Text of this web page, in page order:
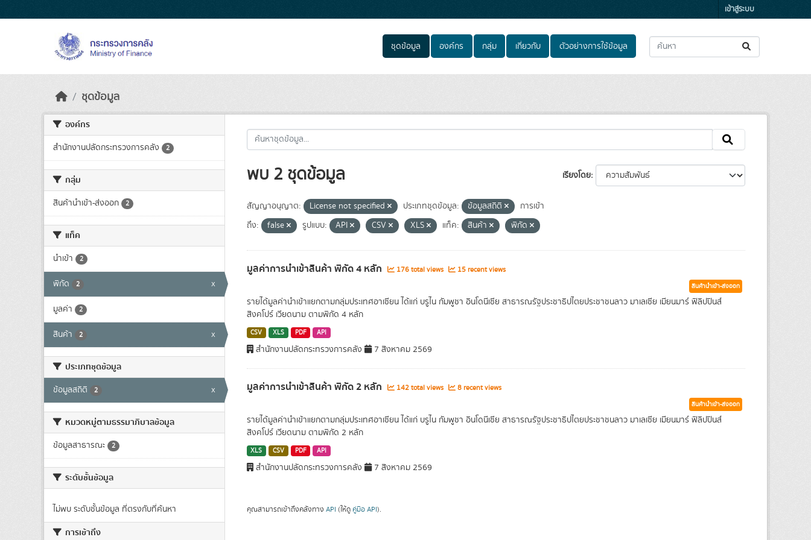
เข้าสู่ระบบ
ชุดข้อมูล องค์กร กลุ่ม เกี่ยวกับ ตัวอย่างการใช้ข้อมูล
ชุดข้อมูล
องค์กร
สำนักงานปลัดกระทรวงการคลัง 2
กลุ่ม
สินค้านำเข้า-ส่งออก 2
แท็ค
นำเข้า 2
พิกัด 2 x
มูลค่า 2
สินค้า 2 x
ประเภทชุดข้อมูล
ข้อมูลสถิติ 2 x
หมวดหมู่ตามธรรมาภิบาลข้อมูล
ข้อมูลสาธารณะ 2
ระดับชั้นข้อมูล
ไม่พบ ระดับชั้นข้อมูล ที่ตรงกับที่ค้นหา
การเข้าถึง
เรียงโดย
พบ 2 ชุดข้อมูล
สัญญาอนุญาต: License not specified ประเภทชุดข้อมูล: ข้อมูลสถิติ
การเข้า
ถึง:
false รูปแบบ: API CSV XLS แท็ค: สินค้า พิกัด
มูลค่าการนำเข้าสินค้า พิกัด 4 หลัก 176 total views 15 recent views
สินค้านำเข้า-ส่งออก
รายได้มูลค่านำเข้าแยกตามกลุ่มประเทศอาเซียน ได้แก่ บรูไน กัมพูชา อินโดนีเซีย สาธารณรัฐประชาธิปไตยประชาชนลาว มาเลเซีย เมียนมาร์ ฟิลิปปินส์
สิงคโปร์ เวียดนาม ตามพิกัด 4 หลัก
CSV XLS PDF API
สำนักงานปลัดกระทรวงการคลัง 7 สิงหาคม 2569
มูลค่าการนำเข้าสินค้า พิกัด 2 หลัก 142 total views 8 recent views
สินค้านำเข้า-ส่งออก
รายได้มูลค่านำเข้าแยกตามกลุ่มประเทศอาเซียน ได้แก่ บรูไน กัมพูชา อินโดนีเซีย สาธารณรัฐประชาธิปไตยประชาชนลาว มาเลเซีย เมียนมาร์ ฟิลิปปินส์
สิงคโปร์ เวียดนาม ตามพิกัด 2 หลัก
XLS CSV PDF API
สำนักงานปลัดกระทรวงการคลัง 7 สิงหาคม 2569
คุณสามารถเข้าถึงคลังทาง API (ให้ดู คู่มือ API).